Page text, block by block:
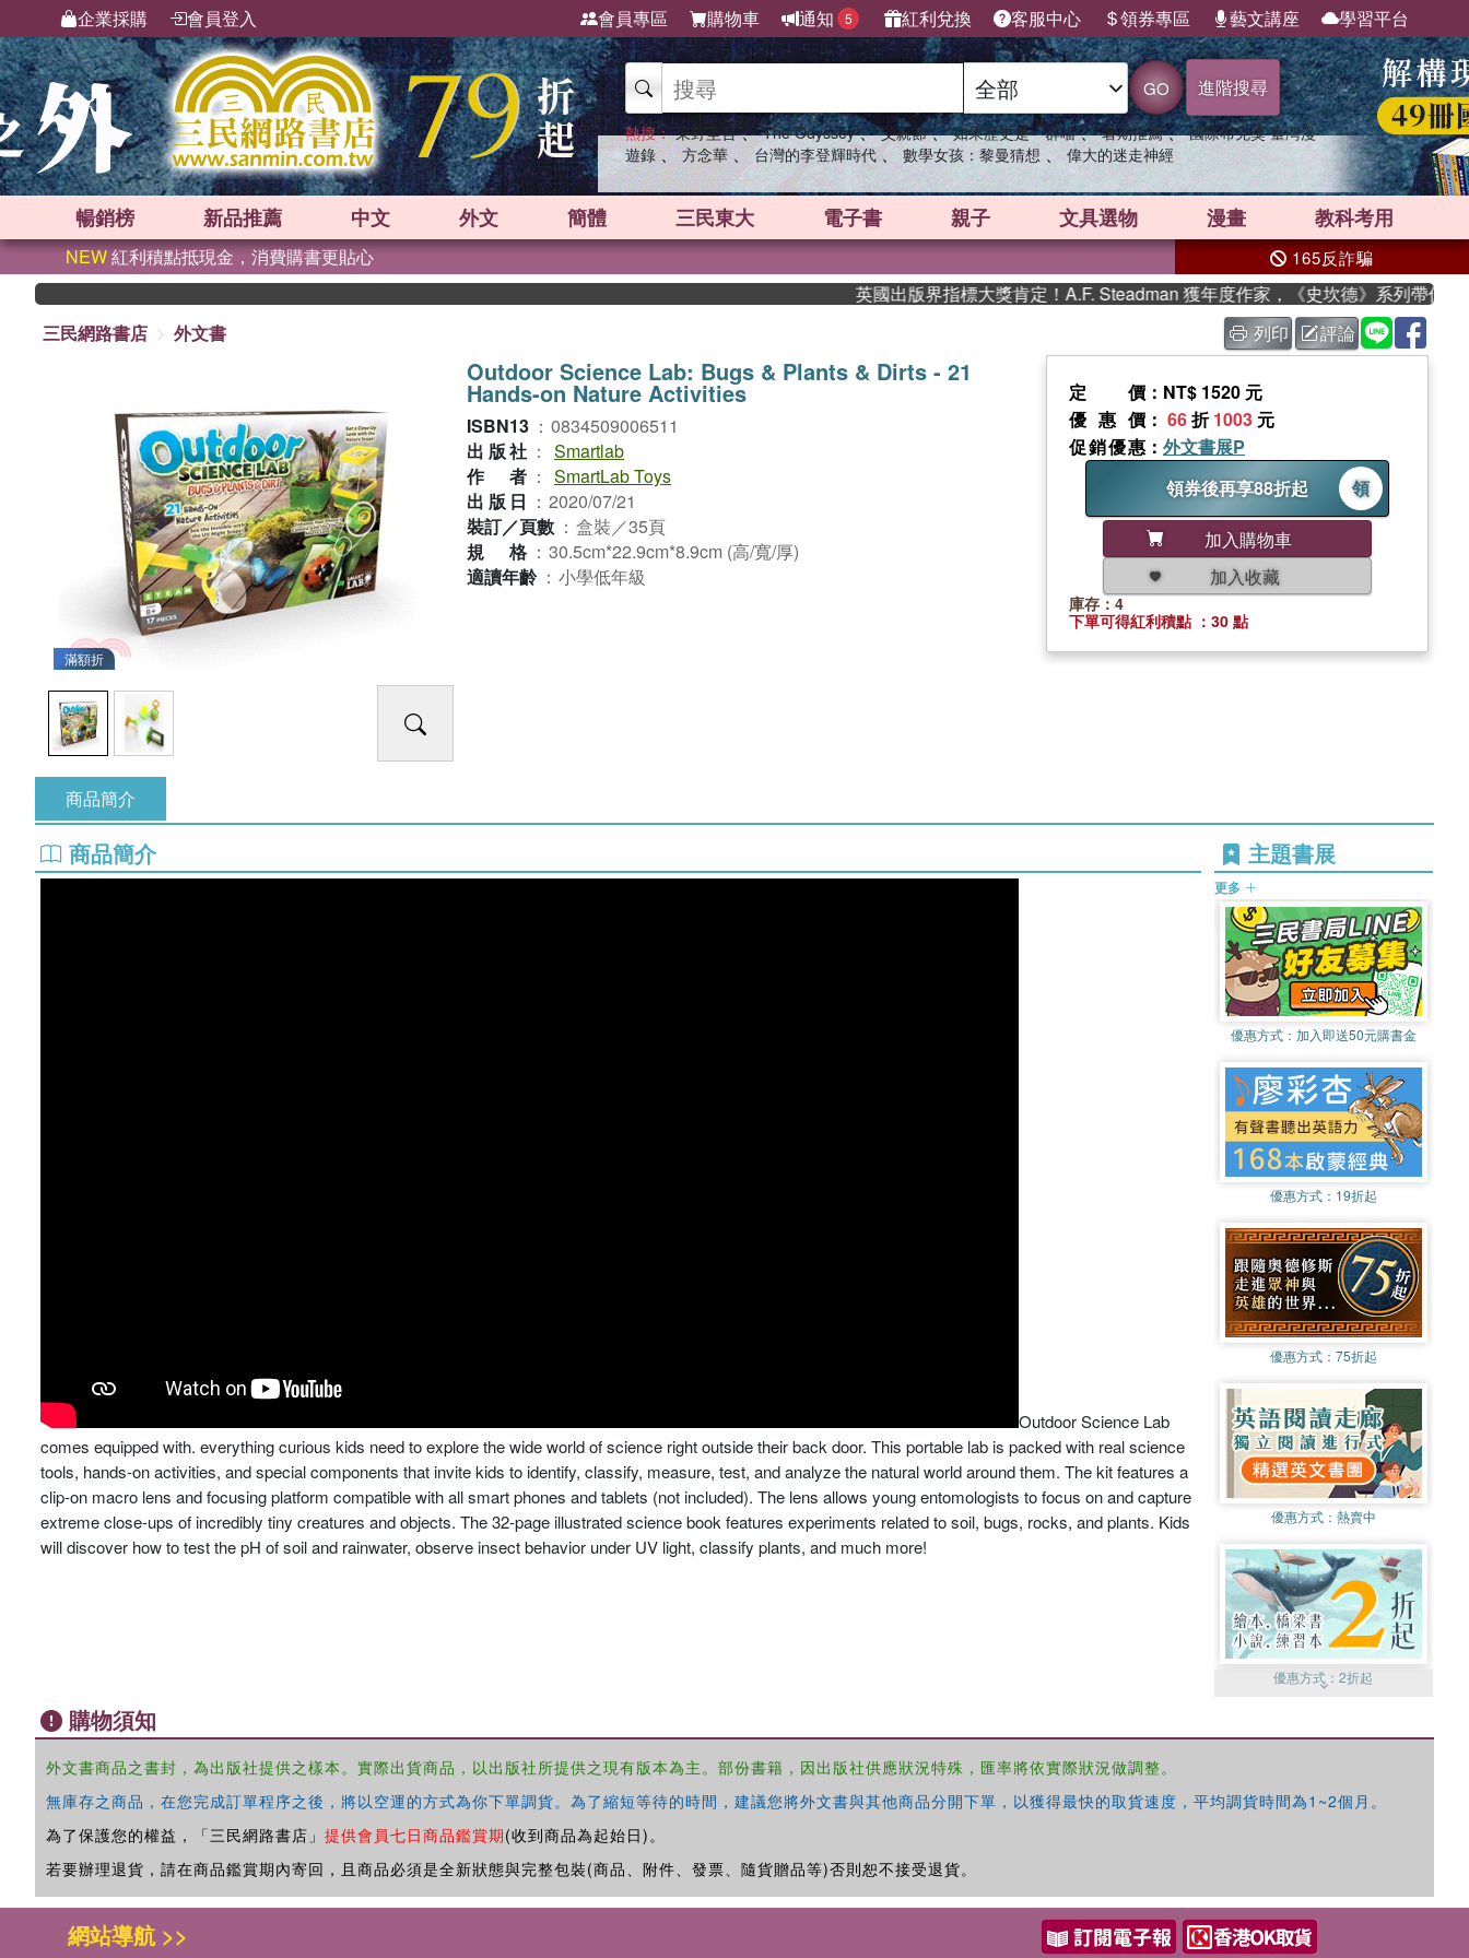
企業採購 會員登入 會員專區 購物車 通知 5 紅利兌換 客服中心 領券專區 藝文講座 學習平台
GO 進階搜尋
熱搜： 東野圭吾 、 The Odyssey 、 父親節 、 如果歷史是一群喵 、 暑期推薦 、 國際布克獎 臺灣漫
遊錄 、 方念華 、 台灣的李登輝時代 、 數學女孩：黎曼猜想 、 偉大的迷走神經
暢銷榜 新品推薦 中文 外文 簡體 三民東大 電子書 親子 文具選物 漫畫 教科考用
NEW紅利積點抵現金，消費購書更貼心 165反詐騙
英國出版界指標大獎肯定！A.F. Steadman 獲年度作家，《史坎德》系列帶你踏上熱
三民網路書店
外文書 列印 評論
滿額折
Outdoor Science Lab: Bugs & Plants & Dirts - 21
Hands-on Nature Activities
ISBN13 ： 0834509006511
出版社 ： Smartlab
作者 ： SmartLab Toys
出版日 ： 2020/07/21
裝訂／頁數 ： 盒裝／35頁
規格 ： 30.5cm*22.9cm*8.9cm (高/寬/厚)
適讀年齡 ： 小學低年級
定價 ：NT$ 1520 元
優惠價 ： 66折1003 元
促銷優惠 ： 外文書展P
領券後再享88折起
領
加入購物車
加入收藏
庫存：4
下單可得紅利積點 ：30 點
商品簡介
商品簡介
Outdoor Science Lab
comes equipped with. everything curious kids need to explore the wide world of science right outside their back door. This portable lab is packed with real science
tools, hands-on activities, and special components that invite kids to identify, classify, measure, test, and analyze the natural world around them. The kit features a
clip-on macro lens and focusing platform compatible with all smart phones and tablets (not included). The lens allows young entomologists to focus on and capture
extreme close-ups of incredibly tiny creatures and objects. The 32-page illustrated science book features experiments related to soil, bugs, rocks, and plants. Kids
will discover how to test the pH of soil and rainwater, observe insect behavior under UV light, classify plants, and much more!
主題書展
更多
優惠方式： 加入即送50元購書金
優惠方式： 19折起
優惠方式： 75折起
優惠方式： 熱賣中
優惠方式：2折起
購物須知
外文書商品之書封，為出版社提供之樣本。實際出貨商品，以出版社所提供之現有版本為主。部份書籍，因出版社供應狀況特殊，匯率將依實際狀況做調整。
無庫存之商品，在您完成訂單程序之後，將以空運的方式為你下單調貨。為了縮短等待的時間，建議您將外文書與其他商品分開下單，以獲得最快的取貨速度，平均調貨時間為1~2個月。
為了保護您的權益，「三民網路書店」 提供會員七日商品鑑賞期(收到商品為起始日)。
若要辦理退貨，請在商品鑑賞期內寄回，且商品必須是全新狀態與完整包裝(商品、附件、發票、隨貨贈品等)否則恕不接受退貨。
網站導航 >>